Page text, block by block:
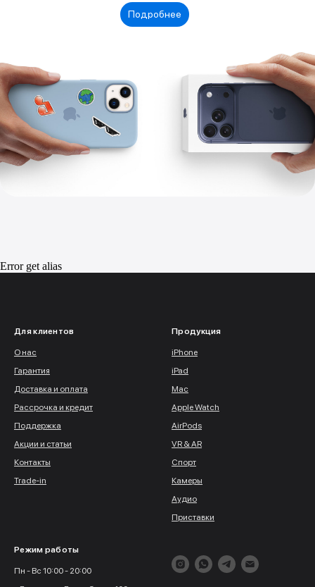
Error get alias
Для клиентов
О нас
Гарантия
Доставка и оплата
Рассрочка и кредит
Поддержка
Акции и статьи
Контакты
Trade-in
Продукция
iPhone
iPad
Mac
Apple Watch
AirPods
VR & AR
Спорт
Камеры
Аудио
Приставки
Режим работы
Пн - Вс 10:00 - 20:00